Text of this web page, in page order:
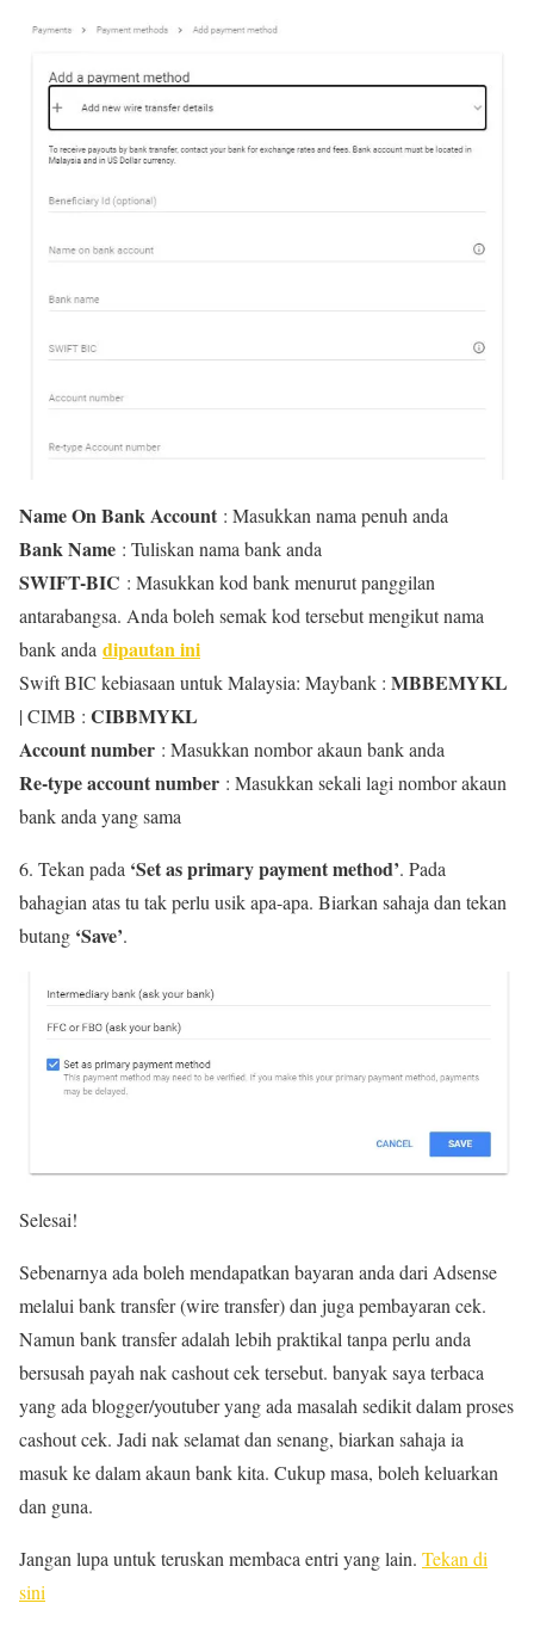
Name On Bank Account : Masukkan nama penuh anda
Bank Name : Tuliskan nama bank anda
SWIFT-BIC : Masukkan kod bank menurut panggilan
antarabangsa. Anda boleh semak kod tersebut mengikut nama
bank anda dipautan ini
Swift BIC kebiasaan untuk Malaysia: Maybank : MBBEMYKL
| CIMB : CIBBMYKL
Account number : Masukkan nombor akaun bank anda
Re-type account number : Masukkan sekali lagi nombor akaun
bank anda yang sama
6. Tekan pada ‘Set as primary payment method’. Pada
bahagian atas tu tak perlu usik apa-apa. Biarkan sahaja dan tekan
butang ‘Save’.
Selesai!
Sebenarnya ada boleh mendapatkan bayaran anda dari Adsense
melalui bank transfer (wire transfer) dan juga pembayaran cek.
Namun bank transfer adalah lebih praktikal tanpa perlu anda
bersusah payah nak cashout cek tersebut. banyak saya terbaca
yang ada blogger/youtuber yang ada masalah sedikit dalam proses
cashout cek. Jadi nak selamat dan senang, biarkan sahaja ia
masuk ke dalam akaun bank kita. Cukup masa, boleh keluarkan
dan guna.
Jangan lupa untuk teruskan membaca entri yang lain. Tekan di
sini